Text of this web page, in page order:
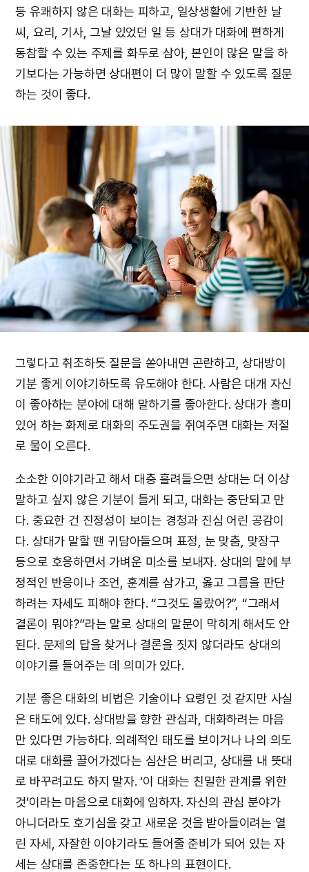
등 유쾌하지 않은 대화는 피하고, 일상생활에 기반한 날
씨, 요리, 기사, 그날 있었던 일 등 상대가 대화에 편하게
동참할 수 있는 주제를 화두로 삼아, 본인이 많은 말을 하
기보다는 가능하면 상대편이 더 많이 말할 수 있도록 질문
하는 것이 좋다.
그렇다고 취조하듯 질문을 쏟아내면 곤란하고, 상대방이
기분 좋게 이야기하도록 유도해야 한다. 사람은 대개 자신
이 좋아하는 분야에 대해 말하기를 좋아한다. 상대가 흥미
있어 하는 화제로 대화의 주도권을 쥐여주면 대화는 저절
로 물이 오른다.
소소한 이야기라고 해서 대충 흘려들으면 상대는 더 이상
말하고 싶지 않은 기분이 들게 되고, 대화는 중단되고 만
다. 중요한 건 진정성이 보이는 경청과 진심 어린 공감이
다. 상대가 말할 땐 귀담아들으며 표정, 눈 맞춤, 맞장구
등으로 호응하면서 가벼운 미소를 보내자. 상대의 말에 부
정적인 반응이나 조언, 훈계를 삼가고, 옳고 그름을 판단
하려는 자세도 피해야 한다. “그것도 몰랐어?”, “그래서
결론이 뭐야?”라는 말로 상대의 말문이 막히게 해서도 안
된다. 문제의 답을 찾거나 결론을 짓지 않더라도 상대의
이야기를 들어주는 데 의미가 있다.
기분 좋은 대화의 비법은 기술이나 요령인 것 같지만 사실
은 태도에 있다. 상대방을 향한 관심과, 대화하려는 마음
만 있다면 가능하다. 의례적인 태도를 보이거나 나의 의도
대로 대화를 끌어가겠다는 심산은 버리고, 상대를 내 뜻대
로 바꾸려고도 하지 말자. ‘이 대화는 친밀한 관계를 위한
것’이라는 마음으로 대화에 임하자. 자신의 관심 분야가
아니더라도 호기심을 갖고 새로운 것을 받아들이려는 열
린 자세, 자잘한 이야기라도 들어줄 준비가 되어 있는 자
세는 상대를 존중한다는 또 하나의 표현이다.